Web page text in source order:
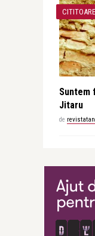
Suntem
Jitaru
de